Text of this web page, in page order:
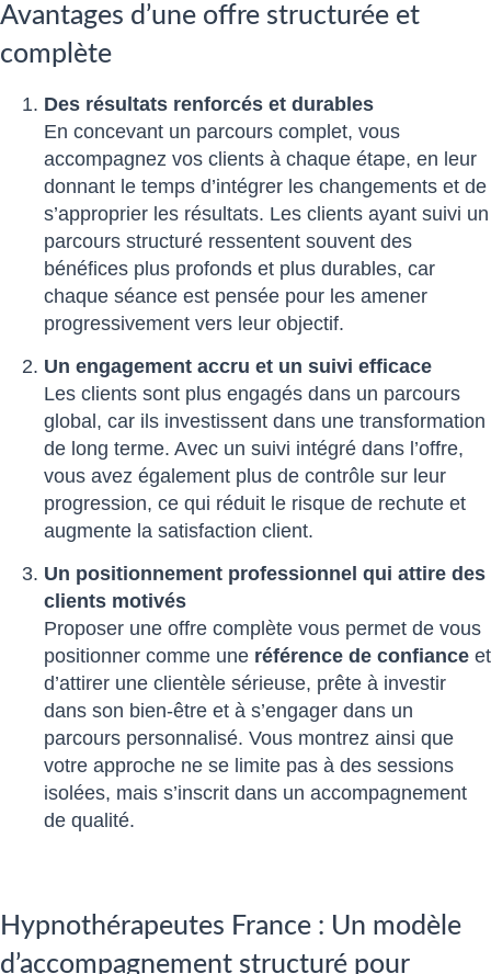
Avantages d’une offre structurée et
complète
Des résultats renforcés et durables
En concevant un parcours complet, vous
accompagnez vos clients à chaque étape, en leur
donnant le temps d’intégrer les changements et de
s’approprier les résultats. Les clients ayant suivi un
parcours structuré ressentent souvent des
bénéfices plus profonds et plus durables, car
chaque séance est pensée pour les amener
progressivement vers leur objectif.
Un engagement accru et un suivi efficace
Les clients sont plus engagés dans un parcours
global, car ils investissent dans une transformation
de long terme. Avec un suivi intégré dans l’offre,
vous avez également plus de contrôle sur leur
progression, ce qui réduit le risque de rechute et
augmente la satisfaction client.
Un positionnement professionnel qui attire des
clients motivés
Proposer une offre complète vous permet de vous
positionner comme une référence de confiance et
d’attirer une clientèle sérieuse, prête à investir
dans son bien-être et à s’engager dans un
parcours personnalisé. Vous montrez ainsi que
votre approche ne se limite pas à des sessions
isolées, mais s’inscrit dans un accompagnement
de qualité.
Hypnothérapeutes France : Un modèle
d’accompagnement structuré pour